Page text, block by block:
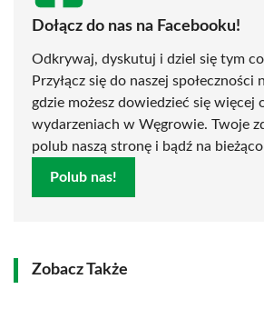
Dołącz do nas na Facebooku!
Odkrywaj, dyskutuj i dziel się tym co
Przyłącz się do naszej społeczności
gdzie możesz dowiedzieć się więcej
wydarzeniach w Węgrowie. Twoje
polub naszą stronę i bądź na
Polub nas!
Zobacz Także